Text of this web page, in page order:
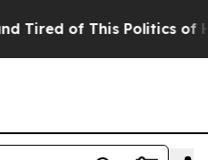
Tired of This Politics of